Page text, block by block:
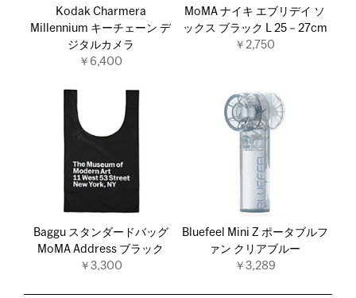
Kodak Charmera
Millennium キーチェーン デ
ジタルカメラ
￥6,400
MoMA ナイキ エブリデイ ソ
ックス ブラック L 25－27cm
￥2,750
Baggu スタンダードバッグ
MoMA Address ブラック
￥3,300
Bluefeel Mini Z ポータブルフ
ァン クリアブルー
￥3,289